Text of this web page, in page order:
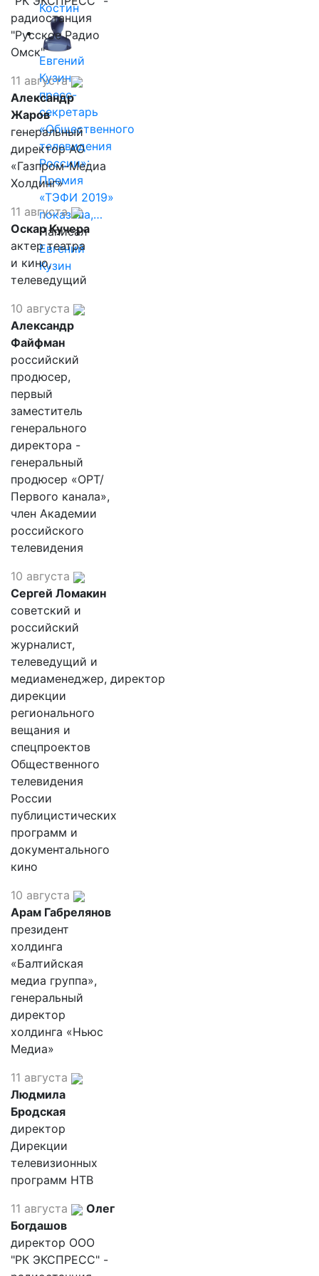
Костин
Евгений
Кузин,
пресс-
секретарь
«Общественного
телевидения
России»:
Премия
«ТЭФИ 2019»
показала,…
Написал
Евгений
Кузин
радиостанция
"Русское Радио
Омск"
11 августа
Александр
Жаров
генеральный
директор АО
«Газпром-Медиа
Холдинг»
11 августа
Оскар Кучера
актер театра
и кино,
телеведущий
10 августа
Александр
Файфман
российский
продюсер,
первый
заместитель
генерального
директора -
генеральный
продюсер «ОРТ/
Первого канала»,
член Академии
российского
телевидения
10 августа
Сергей Ломакин
советский и
российский
журналист,
телеведущий и
медиаменеджер, директор
дирекции
регионального
вещания и
спецпроектов
Общественного
телевидения
России
публицистических
программ и
документального
кино
10 августа
Арам Габрелянов
президент
холдинга
«Балтийская
медиа группа»,
генеральный
директор
холдинга «Ньюс
Медиа»
11 августа
Людмила
Бродская
директор
Дирекции
телевизионных
программ НТВ
11 августа
Олег
Богдашов
директор ООО
"РК ЭКСПРЕСС" -